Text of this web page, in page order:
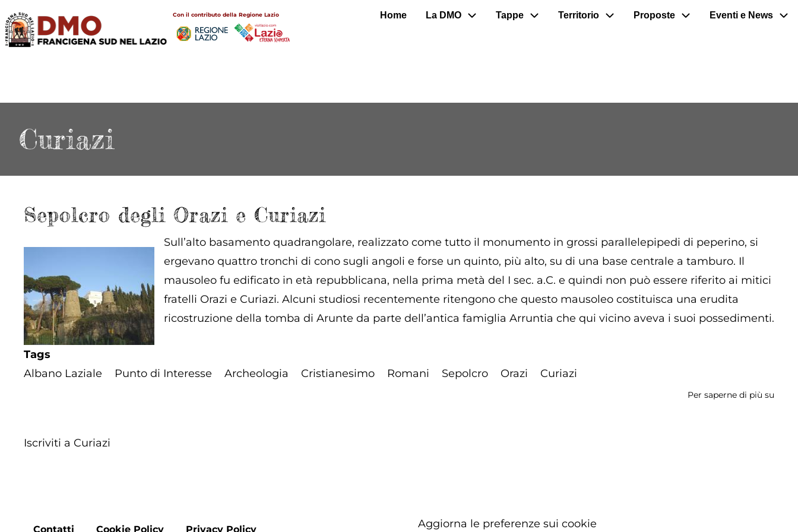
Salta
al
contenuto
Con il contributo della Regione Lazio
Main
navigation
Home La DMO Tappe Territorio Proposte Eventi e News
Curiazi
Sepolcro degli Orazi e Curiazi
Sull’alto basamento quadrangolare, realizzato come tutto il monumento in grossi parallelepipedi di peperino, si
ergevano quattro tronchi di cono sugli angoli e forse un quinto, più alto, su di una base centrale a tamburo. Il
mausoleo fu edificato in età repubblicana, nella prima metà del I sec. a.C. e quindi non può essere riferito ai mitici
fratelli Orazi e Curiazi. Alcuni studiosi recentemente ritengono che questo mausoleo costituisca una erudita
ricostruzione della tomba di Arunte da parte dell’antica famiglia Arruntia che qui vicino aveva i suoi possedimenti.
Tags
Albano Laziale
Punto di Interesse Archeologia Cristianesimo Romani Sepolcro Orazi Curiazi
Per saperne di più su
Iscriviti a Curiazi
Contatti Cookie Policy Privacy Policy Aggiorna le preferenze sui cookie